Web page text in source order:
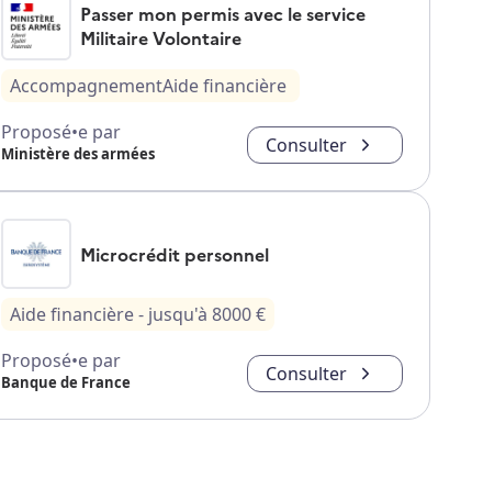
Passer mon permis avec le service
Militaire Volontaire
AccompagnementAide financière
Proposé•e par
Ministère des armées Consulter
Microcrédit personnel
Aide financière- jusqu'à 8000€
Proposé•e par
Banque de France Consulter